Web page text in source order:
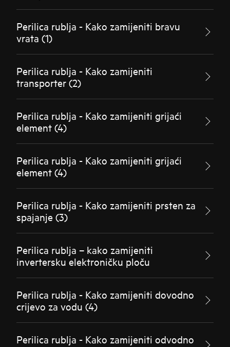
Perilica rublja - Kako zamijeniti bravu
vrata (1)
Perilica rublja - Kako zamijeniti
transporter (2)
Perilica rublja - Kako zamijeniti grijaći
element (4)
Perilica rublja - Kako zamijeniti grijaći
element (4)
Perilica rublja - Kako zamijeniti prsten za
spajanje (3)
Perilica rublja – kako zamijeniti
invertersku elektroničku ploču
Perilica rublja - Kako zamijeniti dovodno
crijevo za vodu (4)
Perilica rublja - Kako zamijeniti odvodno